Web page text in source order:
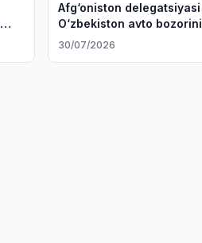
Afg‘oniston delegatsiyasi
O‘zbekiston avto bozorini
o‘rganmoqda
30/07/2026